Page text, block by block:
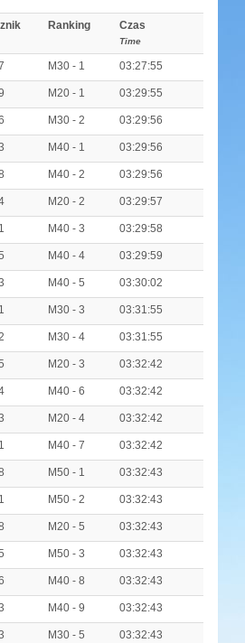
Ranking Czas
Time
M30 - 1 03:27:55
M20 - 1 03:29:55
M30 - 2 03:29:56
M40 - 1 03:29:56
M40 - 2 03:29:56
M20 - 2 03:29:57
M40 - 3 03:29:58
M40 - 4 03:29:59
M40 - 5 03:30:02
M30 - 3 03:31:55
M30 - 4 03:31:55
M20 - 3 03:32:42
M40 - 6 03:32:42
M20 - 4 03:32:42
M40 - 7 03:32:42
M50 - 1 03:32:43
M50 - 2 03:32:43
M20 - 5 03:32:43
M50 - 3 03:32:43
M40 - 8 03:32:43
M40 - 9 03:32:43
M30 - 5 03:32:43